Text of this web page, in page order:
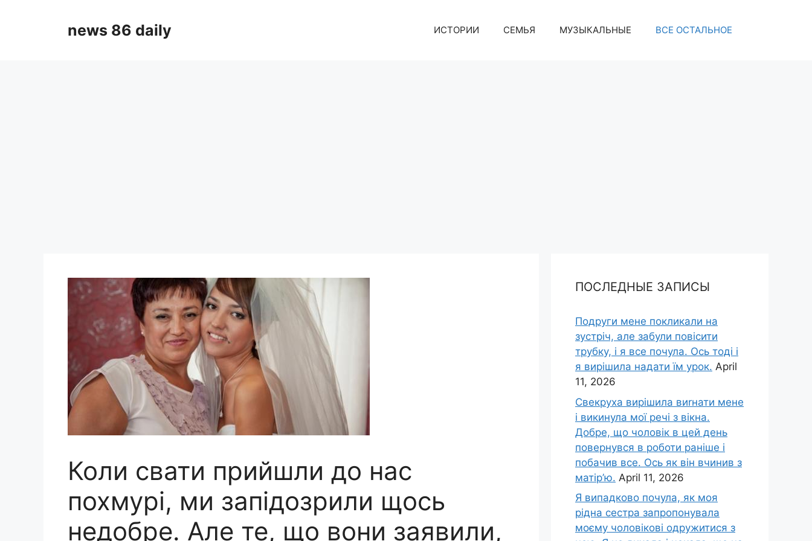
news 86 daily ИСТОРИИ СЕМЬЯ МУЗЫКАЛЬНЫЕ ВСЕ ОСТАЛЬНОЕ
Коли свати прийшли до нас
похмурі, ми запідозрили щось
недобре. Але те, що вони заявили,
ПОСЛЕДНЫЕ ЗАПИСЫ
Подруги мене покликали на
зустріч, але забули повісити
трубку, і я все почула. Ось тоді і
я вирішила надати їм урок. April
11, 2026
Свекруха вирішила виrнати мене
і викинула мої речі з вікна.
Добре, що чоловік в цей день
повернувся в роботи раніше і
побачив все. Ось як він вчинив з
матір’ю. April 11, 2026
Я випадково почула, як моя
рідна сестра запропонувала
моєму чоловікові одружитися з